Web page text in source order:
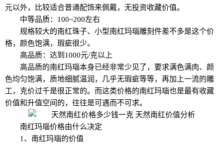
元以外，比较适合普通配饰来佩戴，无投资收藏价值。
中等品质：100~200左右
规格较大的南红珠子、小型南红玛瑙雕刻件差不多是这个价
格，颜色饱满，瑕疵很少。
高品质：达到1000元/克以上
高品质的南红玛瑙本身已经非常少见了，要求满色满肉、颜
色均匀饱满，质地细腻温润，几乎无瑕疵等等，再加上一流的雕
工，克价过千是很正常的。而这类价格的南红玛瑙也是最有收藏
价值和升值空间的，往往是可遇而不可求。
南红玛瑙价格由什么决定
1、南红玛瑙的价值